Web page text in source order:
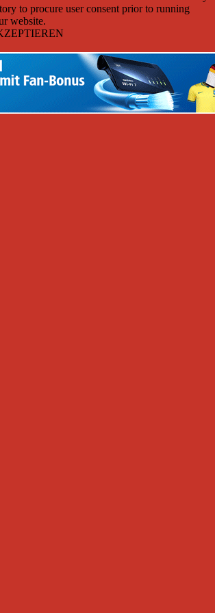
to procure user consent prior to running
website.